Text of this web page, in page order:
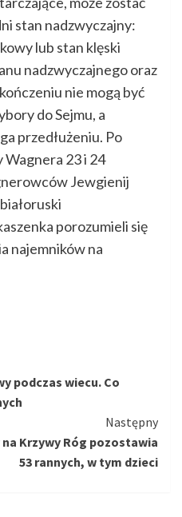
stan nadzwyczajny:
lub stan klęski
nadzwyczajnego oraz
nie mogą być
do Sejmu, a
przedłużeniu. Po
23 i 24
Jewgienij
porozumieli się
najemników na
podczas wiecu. Co
Następny
Krzywy Róg pozostawia
53 rannych, w tym dzieci